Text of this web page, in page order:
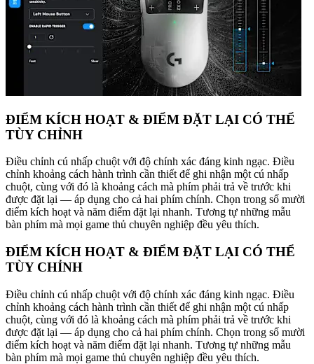
ĐIỂM KÍCH HOẠT & ĐIỂM ĐẶT LẠI CÓ THỂ
TÙY CHỈNH
Điều chỉnh cú nhấp chuột với độ chính xác đáng kinh ngạc. Điều
chỉnh khoảng cách hành trình cần thiết để ghi nhận một cú nhấp
chuột, cùng với đó là khoảng cách mà phím phải trả về trước khi
được đặt lại — áp dụng cho cả hai phím chính. Chọn trong số mười
điểm kích hoạt và năm điểm đặt lại nhanh. Tương tự những mẫu
bàn phím mà mọi game thủ chuyên nghiệp đều yêu thích.
ĐIỂM KÍCH HOẠT & ĐIỂM ĐẶT LẠI CÓ THỂ
TÙY CHỈNH
Điều chỉnh cú nhấp chuột với độ chính xác đáng kinh ngạc. Điều
chỉnh khoảng cách hành trình cần thiết để ghi nhận một cú nhấp
chuột, cùng với đó là khoảng cách mà phím phải trả về trước khi
được đặt lại — áp dụng cho cả hai phím chính. Chọn trong số mười
điểm kích hoạt và năm điểm đặt lại nhanh. Tương tự những mẫu
bàn phím mà mọi game thủ chuyên nghiệp đều yêu thích.